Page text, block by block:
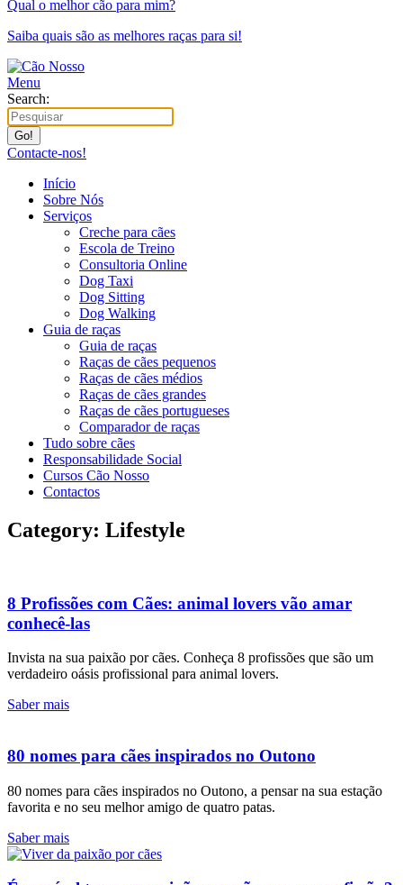
Qual o melhor cão para mim?
Saiba quais são as melhores raças para si!
Menu
Search:
Contacte-nos!
Início
Sobre Nós
Serviços
Creche para cães
Escola de Treino
Consultoria Online
Dog Taxi
Dog Sitting
Dog Walking
Guia de raças
Guia de raças
Raças de cães pequenos
Raças de cães médios
Raças de cães grandes
Raças de cães portugueses
Comparador de raças
Tudo sobre cães
Responsabilidade Social
Cursos Cão Nosso
Contactos
Category: Lifestyle
8 Profissões com Cães: animal lovers vão amar
conhecê-las
Invista na sua paixão por cães. Conheça 8 profissões que são um
verdadeiro oásis profissional para animal lovers.
Saber mais
80 nomes para cães inspirados no Outono
80 nomes para cães inspirados no Outono, a pensar na sua estação
favorita e no seu melhor amigo de quatro patas.
Saber mais